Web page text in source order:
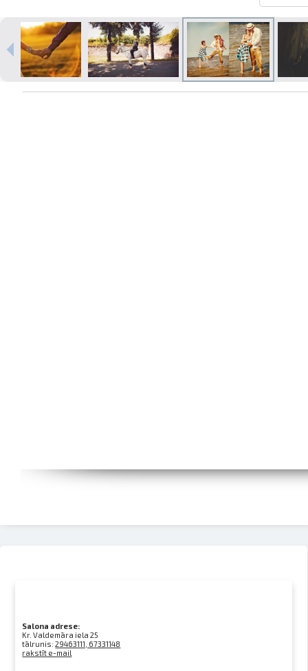
Izdrukas 1h laikā Rīgā – pasūtiet
Salona adrese:
Kr. Valdemāra iela 25
tālrunis:29463111, 67331148
rakstīt e-mail